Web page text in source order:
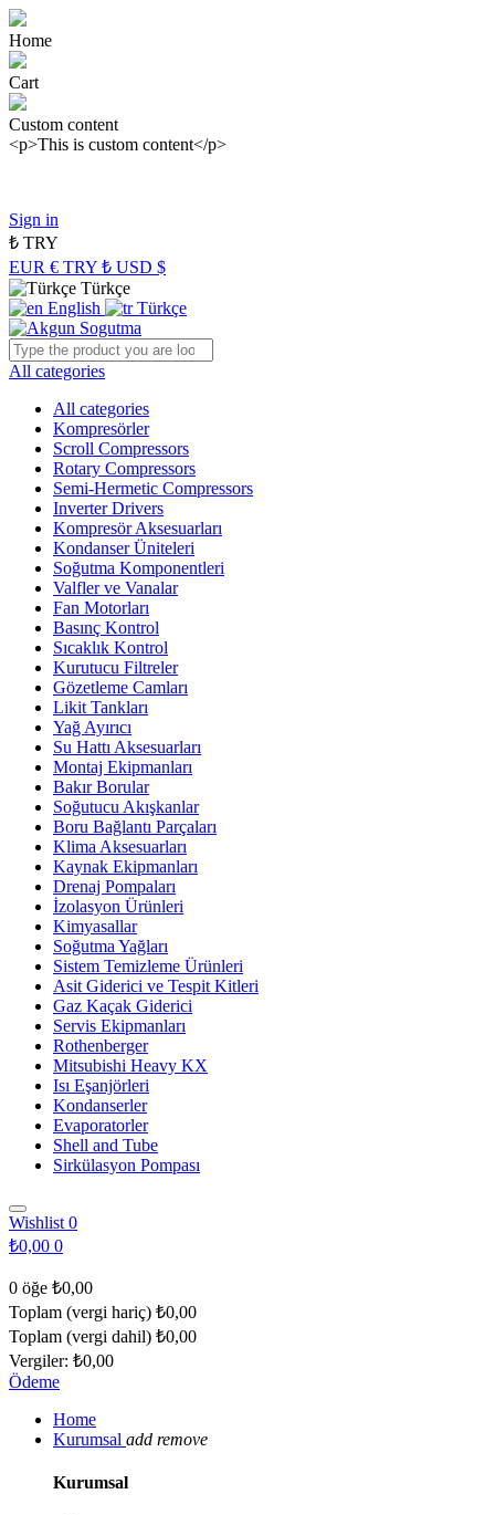
Home
Cart
Custom content
<p>This is custom content</p>
Sign in
₺ TRY
EUR € TRY ₺ USD $
Türkçe
English
Türkçe
All categories
All categories
Kompresörler
Scroll Compressors
Rotary Compressors
Semi-Hermetic Compressors
Inverter Drivers
Kompresör Aksesuarları
Kondanser Üniteleri
Soğutma Komponentleri
Valfler ve Vanalar
Fan Motorları
Basınç Kontrol
Sıcaklık Kontrol
Kurutucu Filtreler
Gözetleme Camları
Likit Tankları
Yağ Ayırıcı
Su Hattı Aksesuarları
Montaj Ekipmanları
Bakır Borular
Soğutucu Akışkanlar
Boru Bağlantı Parçaları
Klima Aksesuarları
Kaynak Ekipmanları
Drenaj Pompaları
İzolasyon Ürünleri
Kimyasallar
Soğutma Yağları
Sistem Temizleme Ürünleri
Asit Giderici ve Tespit Kitleri
Gaz Kaçak Giderici
Servis Ekipmanları
Rothenberger
Mitsubishi Heavy KX
Isı Eşanjörleri
Kondanserler
Evaporatorler
Shell and Tube
Sirkülasyon Pompası
Wishlist 0
₺0,00 0
0 öğe ₺0,00
Toplam (vergi hariç) ₺0,00
Toplam (vergi dahil) ₺0,00
Vergiler: ₺0,00
Ödeme
Home
Kurumsal add remove
Kurumsal